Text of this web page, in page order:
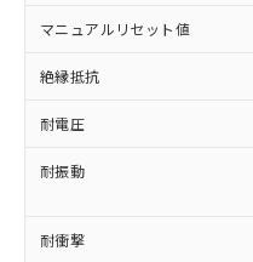
マニュアルリセット値
絶縁抵抗
耐電圧
耐振動
耐衝撃
ご利用条件
以下の条件をお読
本サービス
商品の当社
(税抜)を提
対応予定：EU
有に対応した製品
商品です。
対応予定なし：
非含有に非対応の
調査・確認中：
非含有の対応状況
非該当品：ライセ
「○」：最大均質